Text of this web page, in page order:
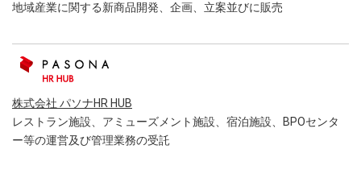
地域産業に関する新商品開発、企画、立案並びに販売
株式会社 パソナHR HUB
レストラン施設、アミューズメント施設、宿泊施設、BPOセンタ
ー等の運営及び管理業務の受託